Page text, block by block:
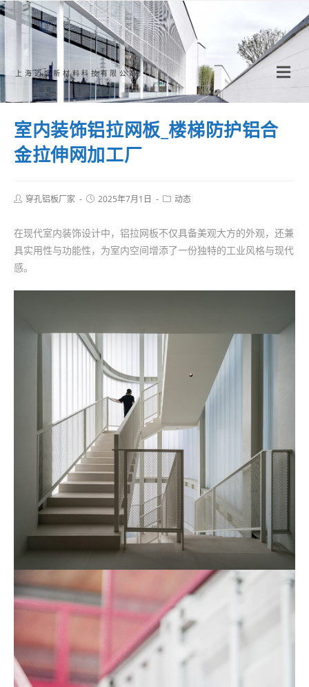
Skip
上海迈饰新材料科技有限公司
室内装饰铝拉网板_楼梯防护铝合
金拉伸网加工厂
Post穿孔铝板厂家
Post2025年7月1日
Post动态
在现代室内装饰设计中，铝拉网板不仅具备美观大方的外观，还兼
具实用性与功能性，为室内空间增添了一份独特的工业风格与现代
感。